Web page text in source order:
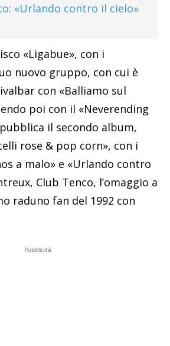
«Urlando contro il cielo»
«Ligabue», con i
nuovo gruppo, con cui è
con «Balliamo sul
poi con il «Neverending
il secondo album,
rose & pop corn», con i
a malo» e «Urlando contro
Club Tenco, l’omaggio a
raduno fan del 1992 con
Pubblicità